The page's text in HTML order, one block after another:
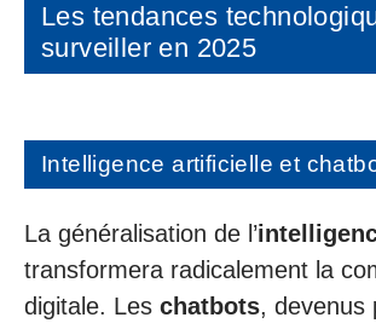
Les tendances
surveiller en 2025
Intelligence artificielle et
La généralisation de l’
transformera radicalement la
digitale. Les chatbots, devenus